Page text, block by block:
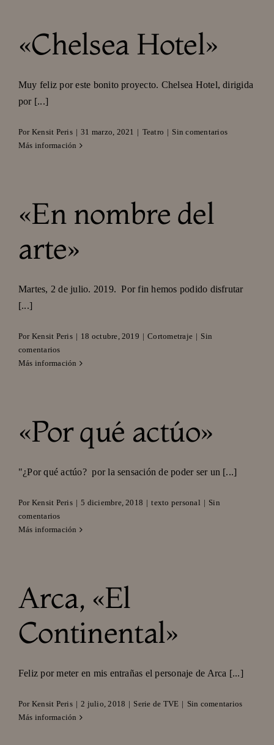
«Chelsea Hotel»
Muy feliz por este bonito proyecto. Chelsea Hotel, dirigida
por [...]
Por Kensit Peris | 31 marzo, 2021 | Teatro | Sin comentarios
Más información
«En nombre del
arte»
Martes, 2 de julio. 2019. Por fin hemos podido disfrutar
[...]
Por Kensit Peris | 18 octubre, 2019 | Cortometraje | Sin
comentarios
Más información
«Por qué actúo»
"¿Por qué actúo? por la sensación de poder ser un [...]
Por Kensit Peris | 5 diciembre, 2018 | texto personal | Sin
comentarios
Más información
Arca, «El
Continental»
Feliz por meter en mis entrañas el personaje de Arca [...]
Por Kensit Peris | 2 julio, 2018 | Serie de TVE | Sin comentarios
Más información